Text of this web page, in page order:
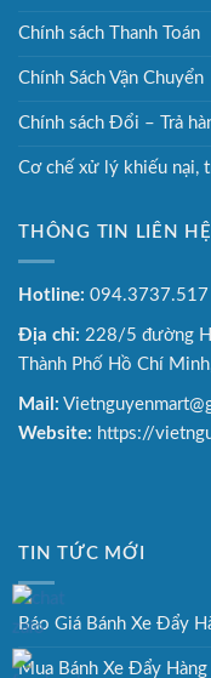
Chính sách Thanh Toán
Chính Sách Vận Chuyển
Chính sách Đổi – Trả
Cơ chế xử lý khiếu nại,
THÔNG TIN LIÊN HỆ
Hotline:
Địa chỉ: 228/5 đường
Thành Phố Hồ Chí
Mail:
Website: https://
TIN TỨC MỚI
Báo Giá Bánh Xe Đẩy
Mua Bánh Xe Đẩy